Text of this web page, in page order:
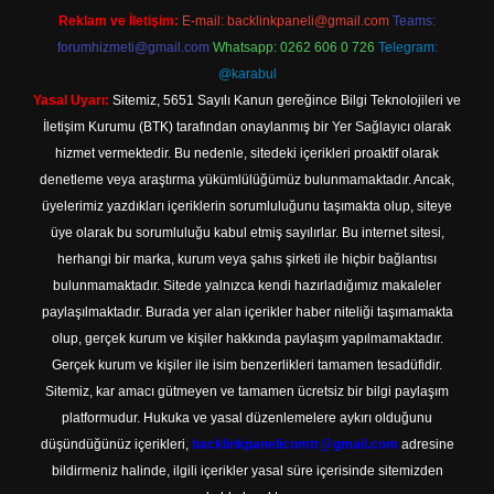
Reklam ve İletişim: E-mail: backlinkpaneli@gmail.com Teams:
forumhizmeti@gmail.com Whatsapp: 0262 606 0 726 Telegram:
@karabul
Yasal Uyarı: Sitemiz, 5651 Sayılı Kanun gereğince Bilgi Teknolojileri ve
İletişim Kurumu (BTK) tarafından onaylanmış bir Yer Sağlayıcı olarak
hizmet vermektedir. Bu nedenle, sitedeki içerikleri proaktif olarak
denetleme veya araştırma yükümlülüğümüz bulunmamaktadır. Ancak,
üyelerimiz yazdıkları içeriklerin sorumluluğunu taşımakta olup, siteye
üye olarak bu sorumluluğu kabul etmiş sayılırlar. Bu internet sitesi,
herhangi bir marka, kurum veya şahıs şirketi ile hiçbir bağlantısı
bulunmamaktadır. Sitede yalnızca kendi hazırladığımız makaleler
paylaşılmaktadır. Burada yer alan içerikler haber niteliği taşımamakta
olup, gerçek kurum ve kişiler hakkında paylaşım yapılmamaktadır.
Gerçek kurum ve kişiler ile isim benzerlikleri tamamen tesadüfidir.
Sitemiz, kar amacı gütmeyen ve tamamen ücretsiz bir bilgi paylaşım
platformudur. Hukuka ve yasal düzenlemelere aykırı olduğunu
düşündüğünüz içerikleri, backlinkpanelicomtr@gmail.com adresine
bildirmeniz halinde, ilgili içerikler yasal süre içerisinde sitemizden